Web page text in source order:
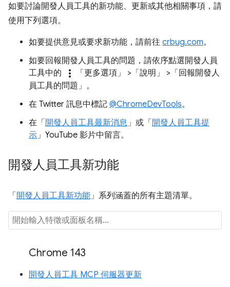
如要討論開發人員工具的新功能、更新或其他相關事項，請
使用下列選項。
如要提供意見或要求新功能，請前往 crbug.com。
如要回報開發人員工具的問題，請依序點選開發人員
工具中的
more_vert 「更多選項」 >「說明」
>「回報開發人
員工具的問題」 。
在 Twitter 訊息中標記 @ChromeDevTools。
在「開發人員工具最新消息 」或「開發人員工具提
示 」YouTube 影片中留言。
開發人員工具新功能
「開發人員工具新功能 」系列涵蓋的所有主題清單。
Chrome 143
開發人員工具 MCP 伺服器更新